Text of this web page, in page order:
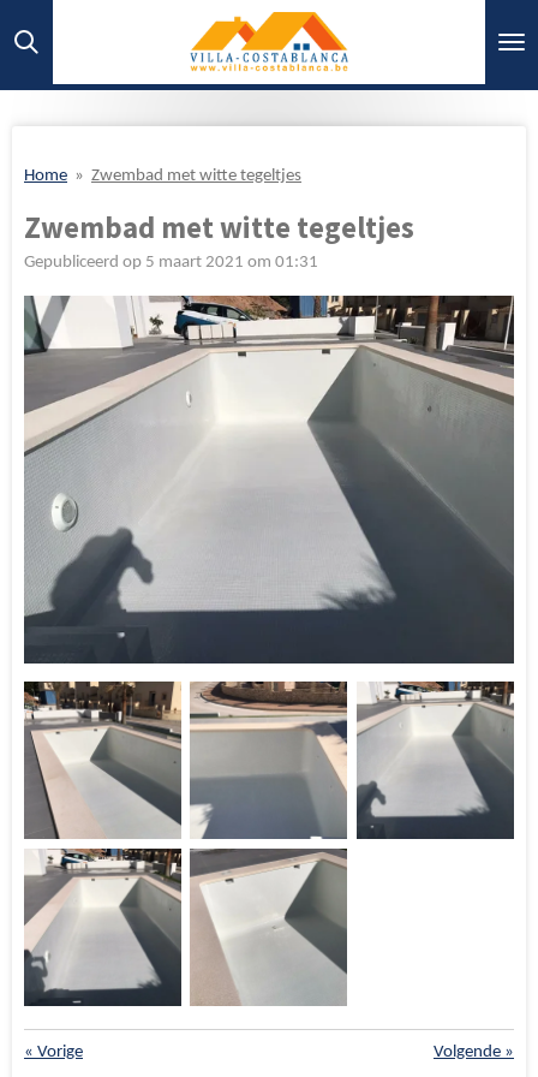
direct
Home » Zwembad met witte tegeltjes
Zwembad met witte tegeltjes
Gepubliceerd op 5 maart 2021 om 01:31
« Vorige Volgende »